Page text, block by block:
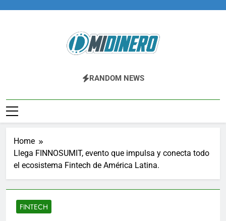
Midinero.co
Fintech, Criptomonedas
RANDOM NEWS
Home
Llega FINNOSUMIT, evento que impulsa y conecta todo
el ecosistema Fintech de América Latina.
FINTECH